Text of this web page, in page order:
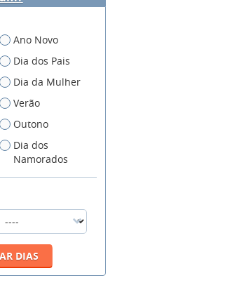
Ano Novo
Dia dos Pais
Dia da Mulher
Verão
Outono
Dia dos
Namorados